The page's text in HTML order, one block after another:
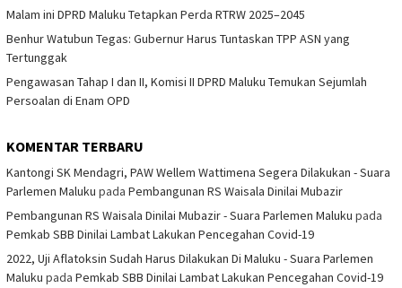
Malam ini DPRD Maluku Tetapkan Perda RTRW 2025–2045
Benhur Watubun Tegas: Gubernur Harus Tuntaskan TPP ASN yang
Tertunggak
Pengawasan Tahap I dan II, Komisi II DPRD Maluku Temukan Sejumlah
Persoalan di Enam OPD
KOMENTAR TERBARU
Kantongi SK Mendagri, PAW Wellem Wattimena Segera Dilakukan - Suara
Parlemen Maluku pada Pembangunan RS Waisala Dinilai Mubazir
Pembangunan RS Waisala Dinilai Mubazir - Suara Parlemen Maluku pada
Pemkab SBB Dinilai Lambat Lakukan Pencegahan Covid-19
2022, Uji Aflatoksin Sudah Harus Dilakukan Di Maluku - Suara Parlemen
Maluku pada Pemkab SBB Dinilai Lambat Lakukan Pencegahan Covid-19